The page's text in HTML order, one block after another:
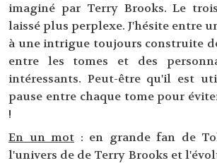
imaginé par Terry Brooks. Le
laissé plus perplexe. J'hésite entre
à une intrigue toujours construite
entre les tomes et des
intéressants. Peut-être qu'il est
pause entre chaque tome pour
!
En un mot : en grande fan de
l'univers de de Terry Brooks et